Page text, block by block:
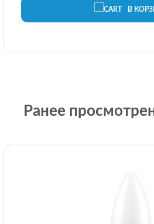
В
Ранее